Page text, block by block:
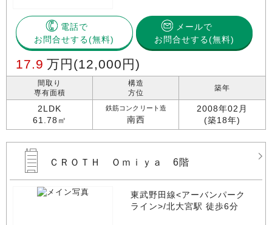
電話で
お問合せする
メールで
お問合せする(無料)
17.9 万円 (12,000円)
間取り
専有面積
2LDK
61.78㎡
構造
方位
鉄筋コンクリート造
南西
築年
2008年02月
(築18年)
ＣＲＯＴＨ Ｏｍｉｙａ 6階
東武野田線<アーバンパーク
ライン>/北大宮駅 徒歩6分